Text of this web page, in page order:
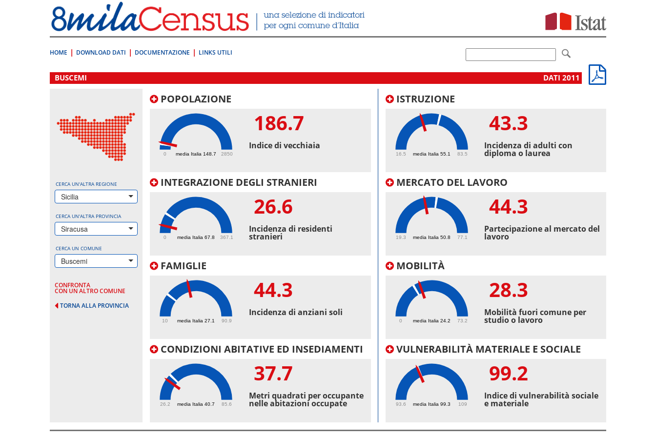
direttamente
a:
Contenuto
HOME DOWNLOAD DATI DOCUMENTAZIONE LINKS UTILI
.
BUSCEMI DATI 2011
CERCA UN'ALTRA REGIONE
Sicilia
CERCA UN'ALTRA PROVINCIA
Siracusa
CERCA UN COMUNE
Buscemi
CONFRONTA
CON UN ALTRO COMUNE
TORNA ALLA PROVINCIA
POPOLAZIONE
media Italia 148.7
0 2850
186.7
Indice di vecchiaia
INTEGRAZIONE DEGLI STRANIERI
media Italia 67.8
0 367.1
26.6
Incidenza di residenti
stranieri
FAMIGLIE
media Italia 27.1
10 90.9
44.3
Incidenza di anziani soli
CONDIZIONI ABITATIVE ED INSEDIAMENTI
media Italia 40.7
26.2 85.6
37.7
Metri quadrati per occupante
nelle abitazioni occupate
ISTRUZIONE
media Italia 55.1
16.5 83.5
43.3
Incidenza di adulti con
diploma o laurea
MERCATO DEL LAVORO
media Italia 50.8
19.3 77.1
44.3
Partecipazione al mercato del
lavoro
MOBILITÀ
media Italia 24.2
0 73.2
28.3
Mobilità fuori comune per
studio o lavoro
VULNERABILITÀ MATERIALE E SOCIALE
media Italia 99.3
93.6 109
99.2
Indice di vulnerabilità sociale
e materiale